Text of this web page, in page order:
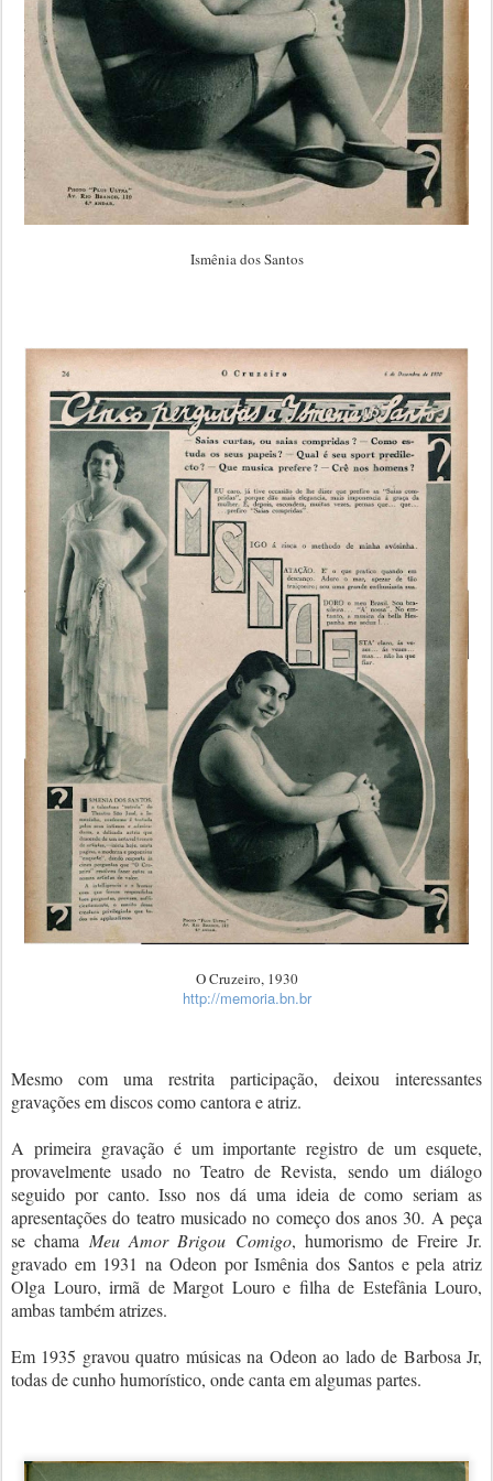
Ismênia dos Santos
O Cruzeiro, 1930
http://memoria.bn.br
Mesmo com uma restrita participação, deixou interessantes
gravações em discos como cantora e atriz.
A primeira gravação é um importante registro de um esquete,
provavelmente usado no Teatro de Revista, sendo um diálogo
seguido por canto. Isso nos dá uma ideia de como seriam as
apresentações do teatro musicado no começo dos anos 30. A peça
se chama Meu Amor Brigou Comigo, humorismo de Freire Jr.
gravado em 1931 na Odeon por Ismênia dos Santos e pela atriz
Olga Louro, irmã de Margot Louro e filha de Estefânia Louro,
ambas também atrizes.
Em 1935 gravou quatro músicas na Odeon ao lado de Barbosa Jr,
todas de cunho humorístico, onde canta em algumas partes.